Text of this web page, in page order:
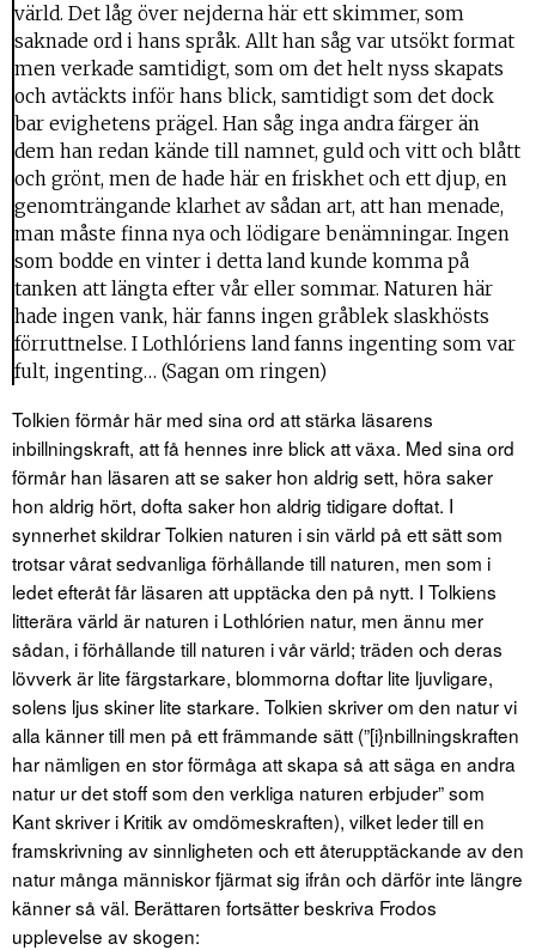
värld. Det låg över nejderna här ett skimmer, som
saknade ord i hans språk. Allt han såg var utsökt format
men verkade samtidigt, som om det helt nyss skapats
och avtäckts inför hans blick, samtidigt som det dock
bar evighetens prägel. Han såg inga andra färger än
dem han redan kände till namnet, guld och vitt och blått
och grönt, men de hade här en friskhet och ett djup, en
genomträngande klarhet av sådan art, att han menade,
man måste finna nya och lödigare benämningar. Ingen
som bodde en vinter i detta land kunde komma på
tanken att längta efter vår eller sommar. Naturen här
hade ingen vank, här fanns ingen gråblek slaskhösts
förruttnelse. I Lothlóriens land fanns ingenting som var
fult, ingenting… (Sagan om ringen)
Tolkien förmår här med sina ord att stärka läsarens
inbillningskraft, att få hennes inre blick att växa. Med sina ord
förmår han läsaren att se saker hon aldrig sett, höra saker
hon aldrig hört, dofta saker hon aldrig tidigare doftat. I
synnerhet skildrar Tolkien naturen i sin värld på ett sätt som
trotsar vårat sedvanliga förhållande till naturen, men som i
ledet efteråt får läsaren att upptäcka den på nytt. I Tolkiens
litterära värld är naturen i Lothlórien natur, men ännu mer
sådan, i förhållande till naturen i vår värld; träden och deras
lövverk är lite färgstarkare, blommorna doftar lite ljuvligare,
solens ljus skiner lite starkare. Tolkien skriver om den natur vi
alla känner till men på ett främmande sätt (”[i}nbillningskraften
har nämligen en stor förmåga att skapa så att säga en andra
natur ur det stoff som den verkliga naturen erbjuder” som
Kant skriver i Kritik av omdömeskraften), vilket leder till en
framskrivning av sinnligheten och ett återupptäckande av den
natur många människor fjärmat sig ifrån och därför inte längre
känner så väl. Berättaren fortsätter beskriva Frodos
upplevelse av skogen: